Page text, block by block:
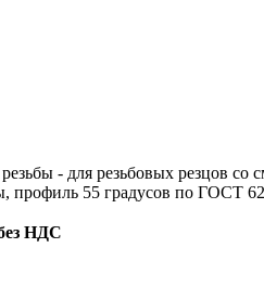
- для резьбовых резцов
профиль 55 градусов по ГОСТ
НДС